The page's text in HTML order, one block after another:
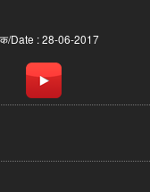
Date : 28-06-2017